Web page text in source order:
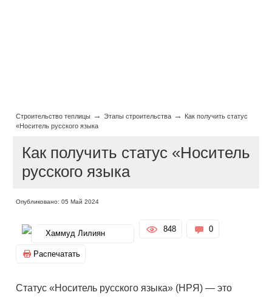
Строительство теплицы →Этапы строительства →
Как получить статус
«Носитель русского языка
Как получить статус «Носитель
русского языка
Опубликовано: 05 Май 2024
Хаммуд Лилиян 848 0
Распечатать
Статус «Носитель русского языка» (НРЯ) — это